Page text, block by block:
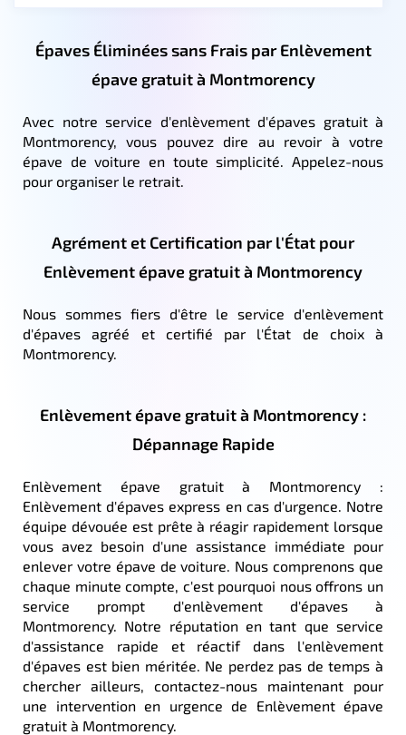
Épaves Éliminées sans Frais par Enlèvement
épave gratuit à Montmorency
Avec notre service d'enlèvement d'épaves gratuit à
Montmorency, vous pouvez dire au revoir à votre
épave de voiture en toute simplicité. Appelez-nous
pour organiser le retrait.
Agrément et Certification par l'État pour
Enlèvement épave gratuit à Montmorency
Nous sommes fiers d'être le service d'enlèvement
d'épaves agréé et certifié par l'État de choix à
Montmorency.
Enlèvement épave gratuit à Montmorency :
Dépannage Rapide
Enlèvement épave gratuit à Montmorency :
Enlèvement d'épaves express en cas d'urgence. Notre
équipe dévouée est prête à réagir rapidement lorsque
vous avez besoin d'une assistance immédiate pour
enlever votre épave de voiture. Nous comprenons que
chaque minute compte, c'est pourquoi nous offrons un
service prompt d'enlèvement d'épaves à
Montmorency. Notre réputation en tant que service
d'assistance rapide et réactif dans l'enlèvement
d'épaves est bien méritée. Ne perdez pas de temps à
chercher ailleurs, contactez-nous maintenant pour
une intervention en urgence de Enlèvement épave
gratuit à Montmorency.